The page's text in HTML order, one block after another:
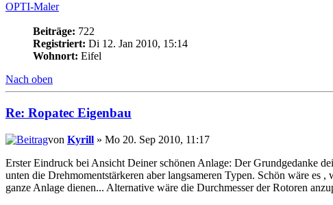
OPTI-Maler
Beiträge: 722
Registriert: Di 12. Jan 2010, 15:14
Wohnort: Eifel
Nach oben
Re: Ropatec Eigenbau
von Kyrill » Mo 20. Sep 2010, 11:17
Erster Eindruck bei Ansicht Deiner schönen Anlage: Der Grundgedanke
unten die Drehmomentstärkeren aber langsameren Typen. Schön wäre
ganze Anlage dienen... Alternative wäre die Durchmesser der Rotoren